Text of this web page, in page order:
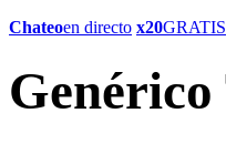
Chateoen directo x20GRATIS